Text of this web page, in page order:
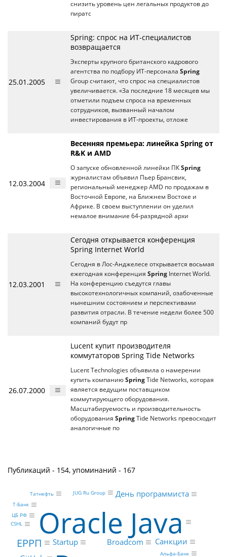
снизить уровень цен легальных продуктов до
пиратс
25.01.2005
Spring: спрос на ИТ-специалистов
возвращается
Эксперты крупного британского кадрового
агентства по подбору ИТ-персонала Spring
Group считают, что спрос на специалистов
увеличивается. «За последние 18 месяцев мы
отметили подъем спроса на временных
сотрудников, вызванный началом
инвестирования в ИТ-проекты, отложе
12.03.2004
Весенняя премьера: линейка Spring от
R&K и AMD
О запуске обновленной линейки ПК Spring
журналистам объявил Пьер Брансвик,
региональный менеджер AMD по продажам в
Восточной Европе, на Ближнем Востоке и
Африке. В своем выступлении он уделил
немалое внимание 64-разрядной архи
12.03.2001
Сегодня открывается конференция
Spring Internet World
Сегодня в Лос-Анджелесе открывается восьмая
ежегодная конференция Spring Internet World.
На конференцию съедутся главы
высокотехнологичных компаний, озабоченные
нынешним состоянием и перспективами
развития отрасли. В течение недели более 500
компаний будут пр
26.07.2000
Lucent купит производителя
коммутаторов Spring Tide Networks
Lucent Technologies объявила о намерении
купить компанию Spring Tide Networks, которая
является ведущим поставщиком
коммутирующего оборудования.
Масштабируемость и производительность
оборудования Spring Tide Networks превосходит
аналогичные по
Публикаций - 154, упоминаний - 167
Oracle Java
ЕРРП Broadcom Санкции
Startup
День программиста
Альфа-Банк
Т-Банк
ЦБ РФ
CSHL
JUG Ru Group
Татнефть